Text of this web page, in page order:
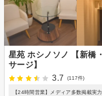
星苑 ホシノソノ 【新橋
サージ】
3.7
(117件)
【24時間営業】メディア多数掲載実